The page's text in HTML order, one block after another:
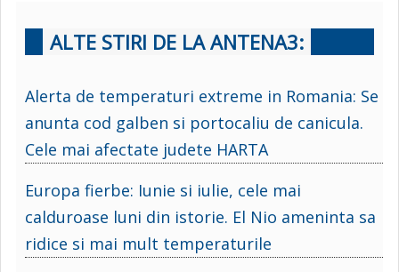
ALTE STIRI DE LA ANTENA3:
Alerta de temperaturi extreme in Romania: Se
anunta cod galben si portocaliu de canicula.
Cele mai afectate judete HARTA
Europa fierbe: Iunie si iulie, cele mai
calduroase luni din istorie. El Nio ameninta sa
ridice si mai mult temperaturile